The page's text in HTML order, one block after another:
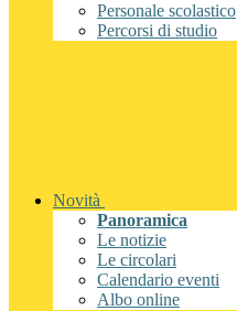
Personale scolastico
Percorsi di studio
Novità
Panoramica
Le notizie
Le circolari
Calendario eventi
Albo online